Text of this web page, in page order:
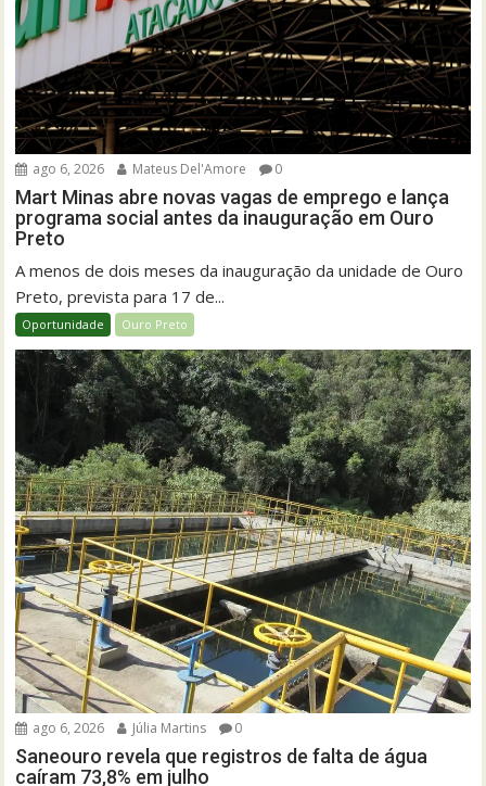
ago 6, 2026 Mateus Del'Amore 0
Mart Minas abre novas vagas de emprego e lança
programa social antes da inauguração em Ouro
Preto
A menos de dois meses da inauguração da unidade de Ouro
Preto, prevista para 17 de...
Oportunidade Ouro Preto
ago 6, 2026 Júlia Martins 0
Saneouro revela que registros de falta de água
caíram 73,8% em julho